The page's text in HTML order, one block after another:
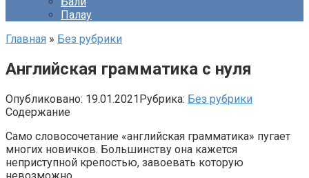
Палау
Главная » Без рубрики
Английская грамматика с нуля
Опубликовано: 19.01.2021Рубрика: Без рубрики
Содержание
Само словосочетание «английская грамматика» пугает
многих новичков. Большинству она кажется
неприступной крепостью, завоевать которую